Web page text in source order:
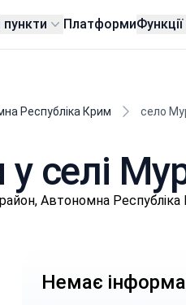
пункти ПлатформиФункції
Республіка Крим село
у селі
Автономна
Немає